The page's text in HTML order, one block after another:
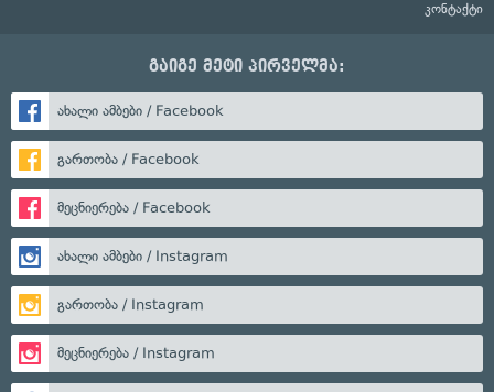
კონტაქტი
გაიგე მეტი პირველმა:
ახალი ამბები / Facebook
გართობა / Facebook
მეცნიერება / Facebook
ახალი ამბები / Instagram
გართობა / Instagram
მეცნიერება / Instagram